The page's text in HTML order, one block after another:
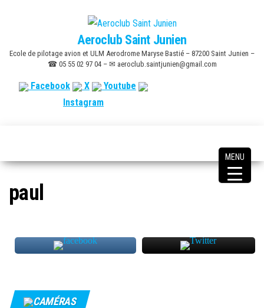
content
Aeroclub Saint Junien
Ecole de pilotage avion et ULM Aerodrome Maryse Bastié – 87200 Saint Junien –
☎ 05 55 02 97 04 – ✉ aeroclub.saintjunien@gmail.com
Facebook X
Youtube
Instagram
paul
CAMÉRAS
MENU